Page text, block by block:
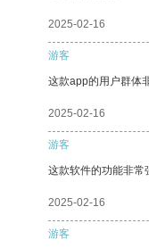
2025-02-16
游客
这款app的用户群体
2025-02-16
游客
这款软件的功能非常
2025-02-16
游客